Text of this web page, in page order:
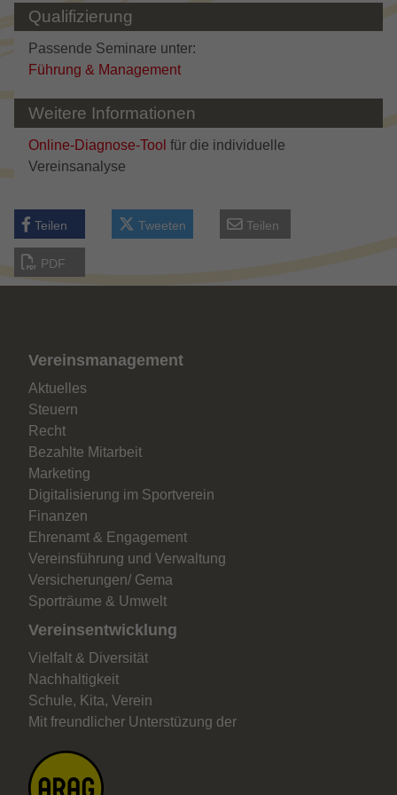
Qualifizierung
Passende Seminare unter:
Führung & Management
Weitere Informationen
Online-Diagnose-Tool für die individuelle
Vereinsanalyse
Teilen Tweeten Teilen
PDF
Vereinsmanagement
Aktuelles
Steuern
Recht
Bezahlte Mitarbeit
Marketing
Digitalisierung im Sportverein
Finanzen
Ehrenamt & Engagement
Vereinsführung und Verwaltung
Versicherungen/ Gema
Sporträume & Umwelt
Vereinsentwicklung
Vielfalt & Diversität
Nachhaltigkeit
Schule, Kita, Verein
Mit freundlicher Unterstüzung der
um die von Google auf Websites mit
hohem Traffic-Aufkommen aufgezeichnete
Datenmenge zu begrenzen.